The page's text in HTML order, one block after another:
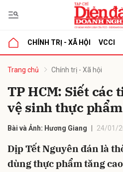
CHÍNH TRỊ - XÃ HỘI VCCI
Trang chủ Chính trị - Xã hội
TP HCM: Siết các
vệ sinh thực
Bài và Ảnh: Hương Giang 24/01/
Dịp Tết Nguyên đán là
dùng thực phẩm tăng
luận